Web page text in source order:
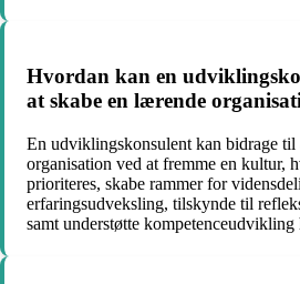
Hvordan kan en
at skabe en lærende
En udviklingskonsulent kan bidrage til
organisation ved at fremme en
prioriteres, skabe rammer for
erfaringsudveksling, tilskynde til
samt understøtte kompetenceudvikling